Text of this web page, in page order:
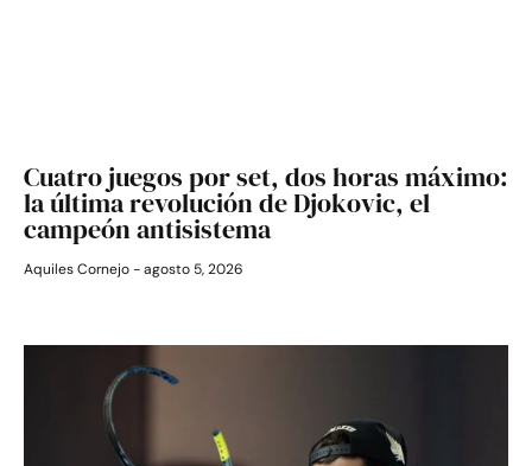
Cuatro juegos por set, dos horas máximo:
la última revolución de Djokovic, el
campeón antisistema
Aquiles Cornejo agosto 5, 2026